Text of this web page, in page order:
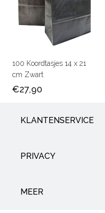
100 Koordtasjes 14 x 21
cm Zwart
€27,90
KLANTENSERVICE
PRIVACY
MEER